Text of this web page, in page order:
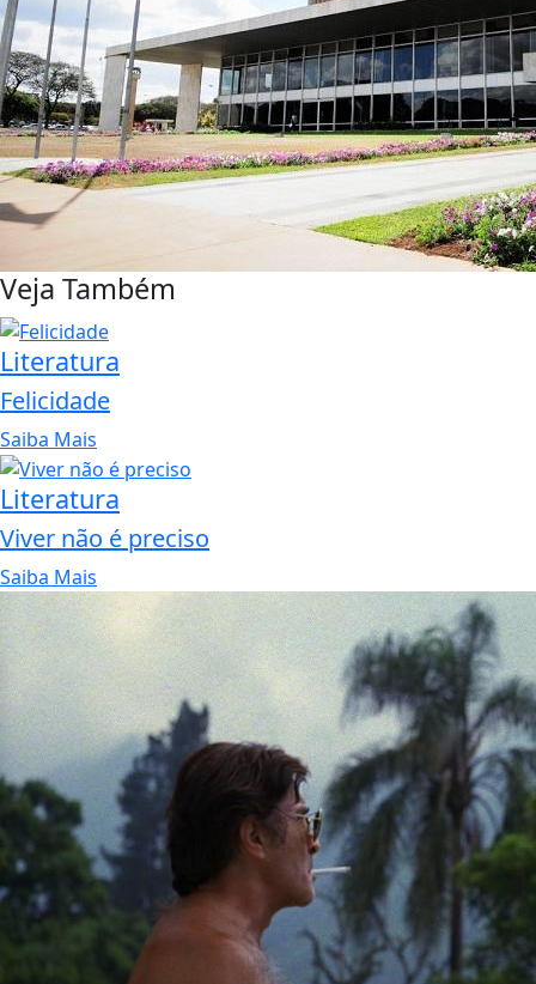
Veja Também
Literatura
Felicidade
Saiba Mais
Literatura
Viver não é preciso
Saiba Mais